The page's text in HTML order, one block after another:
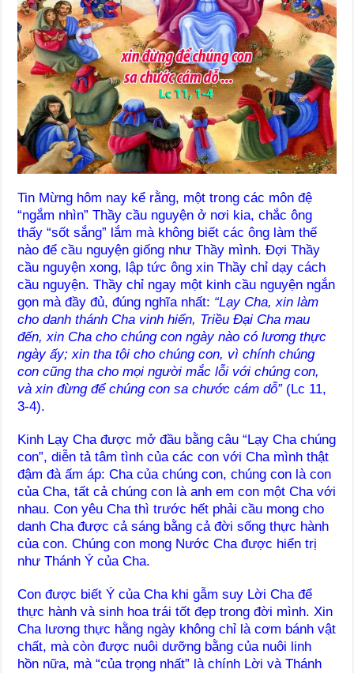
Tin Mừng hôm nay kể rằng, một trong các môn đệ
“ngắm nhìn” Thầy cầu nguyện ở nơi kia, chắc ông
thấy “sốt sắng” lắm mà không biết các ông làm thế
nào để cầu nguyện giống như Thầy mình. Đợi Thầy
cầu nguyện xong, lập tức ông xin Thầy chỉ dạy cách
cầu nguyện. Thầy chỉ ngay một kinh cầu nguyện ngắn
gọn mà đầy đủ, đúng nghĩa nhất: “Lạy Cha, xin làm
cho danh thánh Cha vinh hiển, Triều Đại Cha mau
đến, xin Cha cho chúng con ngày nào có lương thực
ngày ấy; xin tha tội cho chúng con, vì chính chúng
con cũng tha cho mọi người mắc lỗi với chúng con,
và xin đừng để chúng con sa chước cám dỗ”(Lc 11,
3-4).
Kinh Lạy Cha được mở đầu bằng câu “Lạy Cha chúng
con”, diễn tả tâm tình của các con với Cha mình thật
đậm đà ấm áp: Cha của chúng con, chúng con là con
của Cha, tất cả chúng con là anh em con một Cha với
nhau. Con yêu Cha thì trước hết phải cầu mong cho
danh Cha được cả sáng bằng cả đời sống thực hành
của con. Chúng con mong Nước Cha được hiển trị
như Thánh Ý của Cha.
Con được biết Ý của Cha khi gẫm suy Lời Cha để
thực hành và sinh hoa trái tốt đẹp trong đời mình. Xin
Cha lương thực hằng ngày không chỉ là cơm bánh vật
chất, mà còn được nuôi dưỡng bằng của nuôi linh
hồn nữa, mà “của trọng nhất” là chính Lời và Thánh